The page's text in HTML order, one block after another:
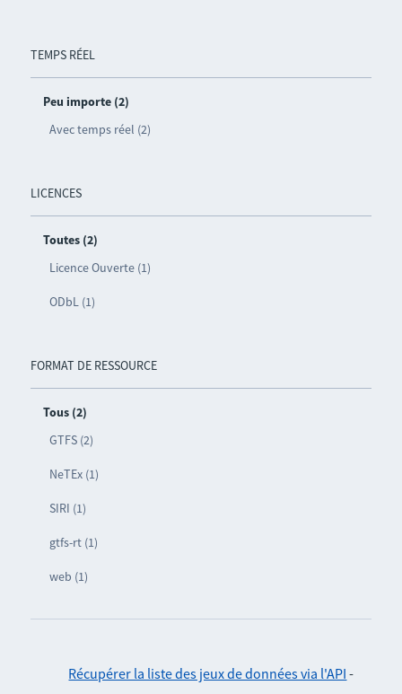
TEMPS RÉEL
Peu importe (2)
Avec temps réel (2)
LICENCES
Toutes (2)
Licence Ouverte (1)
ODbL (1)
FORMAT DE RESSOURCE
Tous (2)
GTFS (2)
NeTEx (1)
SIRI (1)
gtfs-rt (1)
web (1)
Récupérer la liste des jeux de données via l'API -